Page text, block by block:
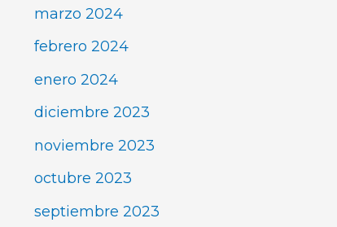
marzo 2024
febrero 2024
enero 2024
diciembre 2023
noviembre 2023
octubre 2023
septiembre 2023